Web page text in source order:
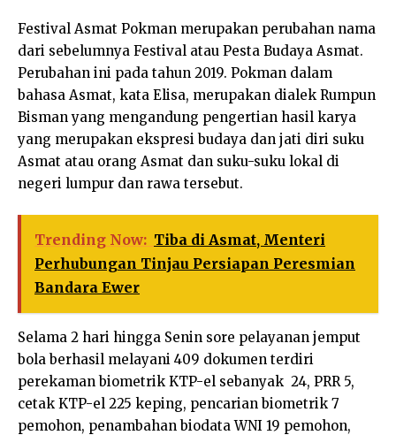
Festival Asmat Pokman merupakan perubahan nama
dari sebelumnya Festival atau Pesta Budaya Asmat.
Perubahan ini pada tahun 2019. Pokman dalam
bahasa Asmat, kata Elisa, merupakan dialek Rumpun
Bisman yang mengandung pengertian hasil karya
yang merupakan ekspresi budaya dan jati diri suku
Asmat atau orang Asmat dan suku-suku lokal di
negeri lumpur dan rawa tersebut.
Trending Now: Tiba di Asmat, Menteri
Perhubungan Tinjau Persiapan Peresmian
Bandara Ewer
Selama 2 hari hingga Senin sore pelayanan jemput
bola berhasil melayani 409 dokumen terdiri
perekaman biometrik KTP-el sebanyak 24, PRR 5,
cetak KTP-el 225 keping, pencarian biometrik 7
pemohon, penambahan biodata WNI 19 pemohon,